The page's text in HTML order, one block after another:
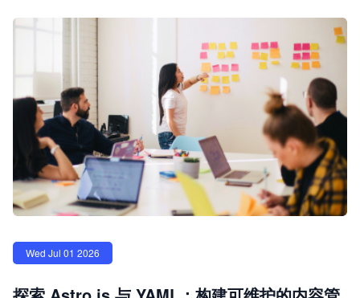
Wed Jul 01 2026